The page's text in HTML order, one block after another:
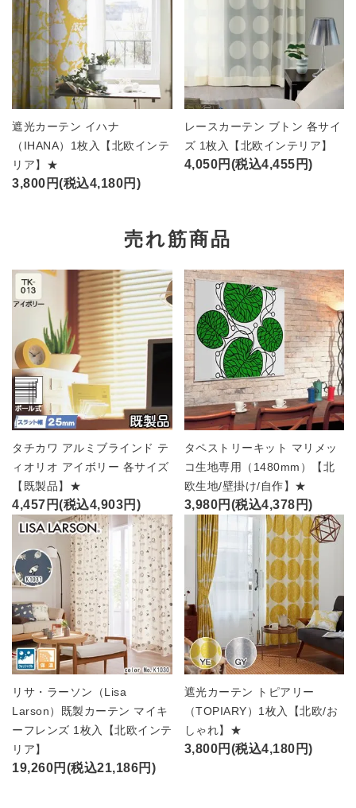
遮光カーテン イハナ
（IHANA）1枚入【北欧インテ
リア】★
3,800円(税込4,180円)
レースカーテン ブトン 各サイ
ズ 1枚入【北欧インテリア】
4,050円(税込4,455円)
売れ筋商品
タチカワ アルミブラインド テ
ィオリオ アイボリー 各サイズ
【既製品】★
4,457円(税込4,903円)
タペストリーキット マリメッ
コ生地専用（1480mm）【北
欧生地/壁掛け/自作】★
3,980円(税込4,378円)
リサ・ラーソン（Lisa
Larson）既製カーテン マイキ
ーフレンズ 1枚入【北欧インテ
リア】
19,260円(税込21,186円)
遮光カーテン トピアリー
（TOPIARY）1枚入【北欧/お
しゃれ】★
3,800円(税込4,180円)